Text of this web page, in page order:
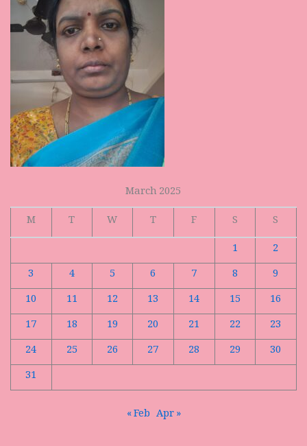
March 2025
M
T W T F S
S
1
2
3
4 5 6 7 8
9
10
11 12 13 14 15
16
17
18 19 20 21 22
23
24
25 26 27 28 29
30
31
« Feb Apr »